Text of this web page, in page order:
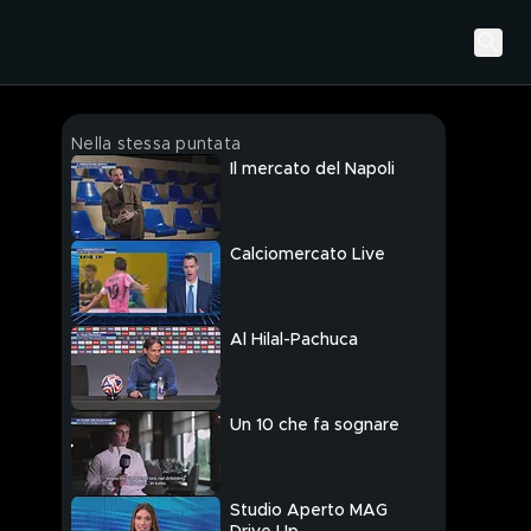
Nella stessa puntata
Il mercato del Napoli
Calciomercato Live
Al Hilal-Pachuca
Un 10 che fa sognare
Studio Aperto MAG